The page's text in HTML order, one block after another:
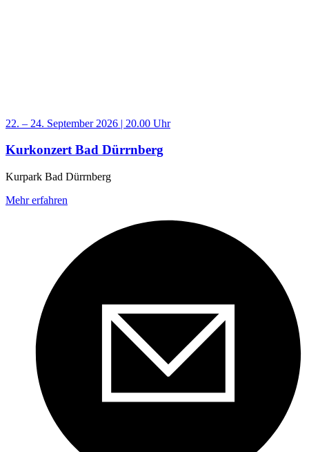
22. – 24. September 2026 | 20.00 Uhr
Kurkonzert Bad Dürrnberg
Kurpark Bad Dürrnberg
Mehr erfahren